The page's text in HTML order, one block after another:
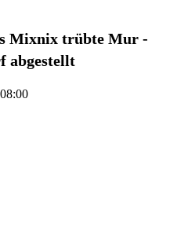
Mixnix trübte Mur -
abgestellt